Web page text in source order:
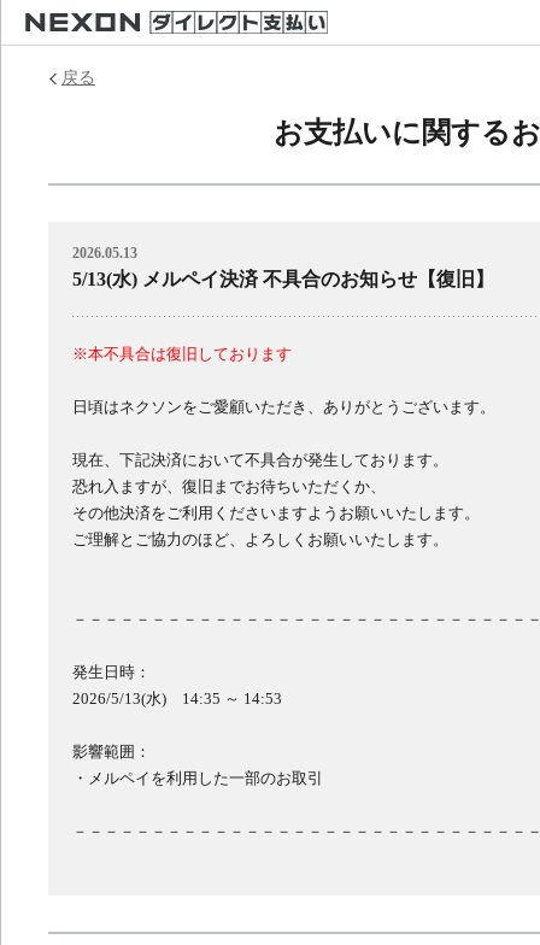
お支払いに関する
2026.05.13
5/13(水) メルペイ決済 不具合のお知らせ【復旧】
※本不具合は復旧しております
日頃はネクソンをご愛顧いただき、ありがとうございます。
現在、下記決済において不具合が発生しております。
恐れ入ますが、復旧までお待ちいただくか、
その他決済をご利用くださいますようお願いいたします。
ご理解とご協力のほど、よろしくお願いいたします。
－－－－－－－－－－－－－－－－－－－－－－－－－－－－－
発生日時：
2026/5/13(水) 14:35 ～ 14:53
影響範囲：
・メルペイを利用した一部のお取引
－－－－－－－－－－－－－－－－－－－－－－－－－－－－－
戻る